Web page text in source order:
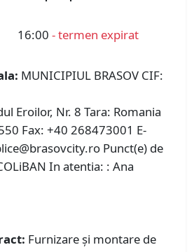
16:00 - termen expirat
MUNICIPIUL BRASOV CIF:
Eroilor, Nr. 8 Tara: Romania
Fax: +40 268473001 E-
Punct(e) de
In atentia: : Ana
Furnizare și montare de